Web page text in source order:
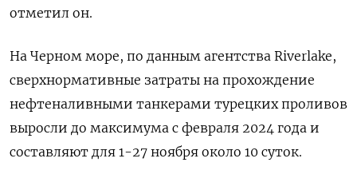
отметил он.
На Черном море, по данным агентства Riverlake,
сверхнормативные затраты на прохождение
нефтеналивными танкерами турецких проливов
выросли до максимума с февраля 2024 года и
составляют для 1-27 ноября около 10 суток.